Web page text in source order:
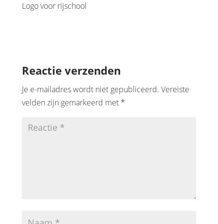
Logo voor rijschool
Reactie verzenden
Je e-mailadres wordt niet gepubliceerd. Vereiste
velden zijn gemarkeerd met *